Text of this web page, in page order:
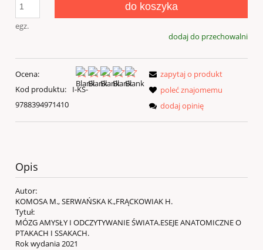
egz.
do koszyka
dodaj do przechowalni
Ocena:
Kod produktu:
I-KS-
9788394971410
zapytaj o produkt
poleć znajomemu
dodaj opinię
Opis
Autor:
KOMOSA M., SERWAŃSKA K.,FRĄCKOWIAK H.
Tytuł:
MÓZG AMYSŁY I ODCZYTYWANIE ŚWIATA.ESEJE ANATOMICZNE O
PTAKACH I SSAKACH.
Rok wydania 2021